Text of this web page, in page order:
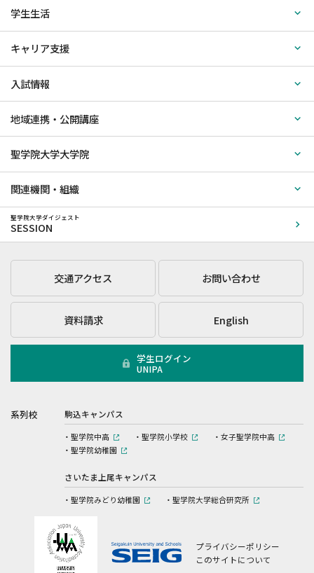
学生生活
キャリア支援
入試情報
地域連携・公開講座
聖学院大学大学院
関連機関・組織
聖学院大学ダイジェスト
SESSION
交通アクセス お問い合わせ
資料請求 English
系列校 駒込キャンパス
聖学院中高 聖学院小学校
女子聖学院中高
聖学院幼稚園
さいたま上尾キャンパス
聖学院みどり幼稚園 聖学院大学総合研究所
学生ログイン
UNIPA
プライバシーポリシー
このサイトについて